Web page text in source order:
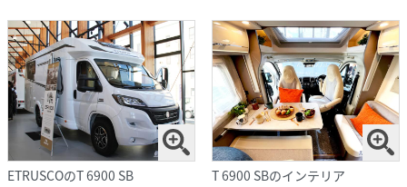
ETRUSCOのT 6900 SB T 6900 SBのインテリア